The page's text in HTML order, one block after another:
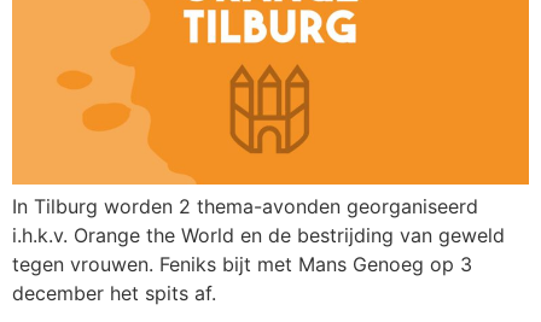
In Tilburg worden 2 thema-avonden georganiseerd
i.h.k.v. Orange the World en de bestrijding van geweld
tegen vrouwen. Feniks bijt met Mans Genoeg op 3
december het spits af.